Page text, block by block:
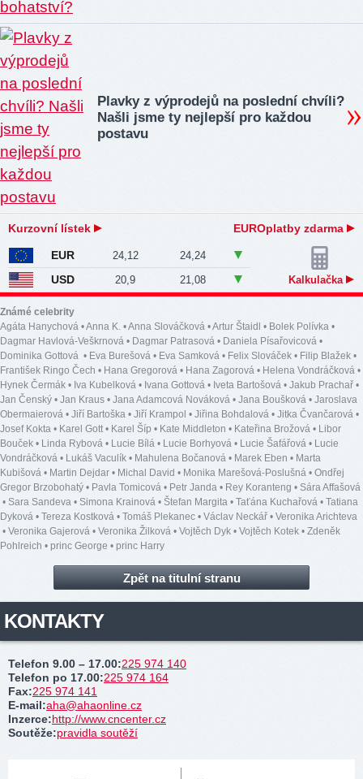
Plavky z výprodejů na poslední chvíli?
Našli jsme ty nejlepší pro každou
postavu
Kurzovní lístek EUROplatby zdarma
EUR 24,12 24,24
USD 20,9 21,08 Kalkulačka
Známé celebrity
Agáta Hanychová •Anna K. •Anna Slováčková •Artur Štaidl • Bolek Polívka •
Dagmar Havlová-Veškrnová • Dagmar Patrasová • Daniela Písařovicová •
Dominika Gottová • Eva Burešová • Eva Samková • Felix Slováček • Filip Blažek •
František Ringo Čech • Hana Gregorová • Hana Zagorová • Helena Vondráčková •
Hynek Čermák • Iva Kubelková • Ivana Gottová • Iveta Bartošová • Jakub Prachař •
Jan Čenský • Jan Kraus • Jana Adamcová Nováková • Jana Boušková • Jaroslava
Obermaierová • Jiří Bartoška • Jiří Krampol • Jiřina Bohdalová • Jitka Čvančarová •
Josef Kokta • Karel Gott• Karel Šíp • Kate Middleton • Kateřina Brožová • Libor
Bouček • Linda Rybová • Lucie Bílá • Lucie Borhyová • Lucie Šafářová • Lucie
Vondráčková • Lukáš Vaculík • Mahulena Bočanová • Marek Eben • Marta
Kubišová • Martin Dejdar • Michal David • Monika Marešová-Poslušná • Ondřej
Gregor Brzobohatý • Pavla Tomicová • Petr Janda • Rey Koranteng • Sára Affašová
• Sara Sandeva • Simona Krainová • Štefan Margita • Taťána Kuchařová • Tatiana
Dyková • Tereza Kostková • Tomáš Plekanec • Václav Neckář • Veronika Arichteva
• Veronika Gajerová • Veronika Žilková • Vojtěch Dyk • Vojtěch Kotek • Zdeněk
Pohlreich • princ George • princ Harry
Zpět na titulní stranu
KONTAKTY
Telefon 9.00 – 17.00:225 974 140
Telefon po 17.00:225 974 164
Fax:225 974 141
E-mail:aha@ahaonline.cz
Inzerce:http://www.cncenter.cz
Soutěže:pravidla soutěží